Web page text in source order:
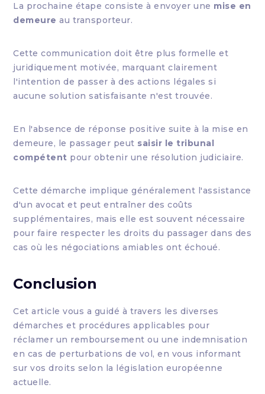
La prochaine étape consiste à envoyer une mise en
demeure au transporteur.
Cette communication doit être plus formelle et
juridiquement motivée, marquant clairement
l'intention de passer à des actions légales si
aucune solution satisfaisante n'est trouvée.
En l'absence de réponse positive suite à la mise en
demeure, le passager peut saisir le tribunal
compétent pour obtenir une résolution judiciaire.
Cette démarche implique généralement l'assistance
d'un avocat et peut entraîner des coûts
supplémentaires, mais elle est souvent nécessaire
pour faire respecter les droits du passager dans des
cas où les négociations amiables ont échoué.
Conclusion
Cet article vous a guidé à travers les diverses
démarches et procédures applicables pour
réclamer un remboursement ou une indemnisation
en cas de perturbations de vol, en vous informant
sur vos droits selon la législation européenne
actuelle.